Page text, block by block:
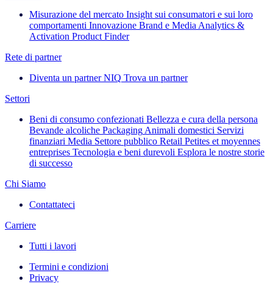
Misurazione del mercato Insight sui consumatori e sui loro
comportamenti Innovazione Brand e Media Analytics &
Activation Product Finder
Rete di partner
Diventa un partner NIQ Trova un partner
Settori
Beni di consumo confezionati Bellezza e cura della persona
Bevande alcoliche Packaging Animali domestici Servizi
finanziari Media Settore pubblico Retail Petites et moyennes
entreprises Tecnologia e beni durevoli Esplora le nostre storie
di successo
Chi Siamo
Contattateci
Carriere
Tutti i lavori
Termini e condizioni
Privacy